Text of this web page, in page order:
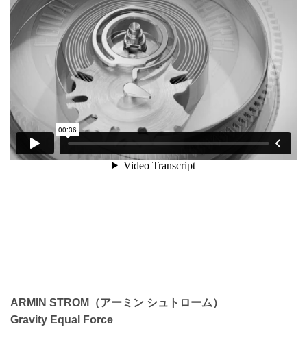
ARMIN STROM（アーミン シュトローム）
Gravity Equal Force